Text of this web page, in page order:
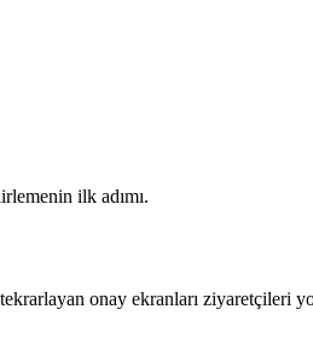
ilk adımı.
onay ekranları ziyaretçileri